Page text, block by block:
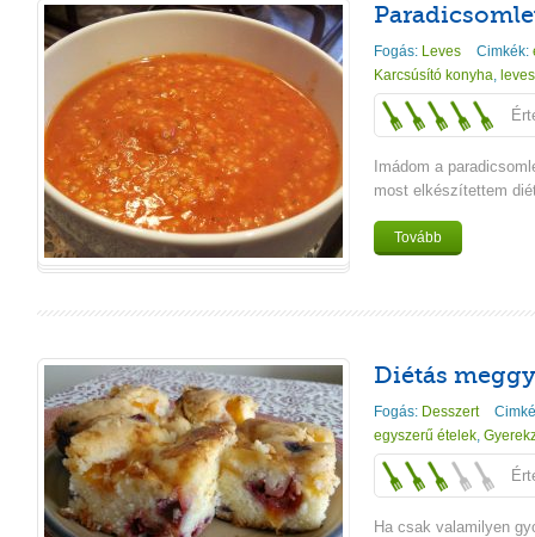
Fogás: Leves Cimkék:
Karcsúsító konyha, leves
Imádom a
most elkészítettem
Tovább
Diétás
Fogás: Desszert
egyszerű ételek,
Ha csak valamilyen